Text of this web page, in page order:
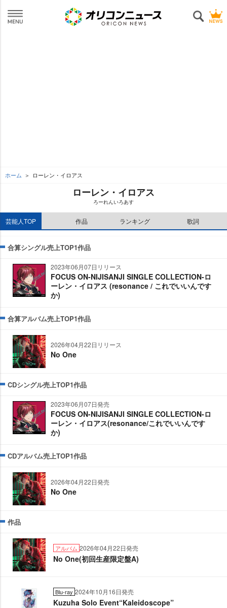
ホーム ローレン・イロアス
ローレン・イロアス
ろーれんいろあす
芸能人TOP 作品 ランキング 歌詞
合算シングル売上TOP1作品
2023年06月07日リリース
FOCUS ON-NIJISANJI SINGLE COLLECTION-ロ
ーレン・イロアス (resonance / これでいいんです
か)
合算アルバム売上TOP1作品
2026年04月22日リリース
No One
CDシングル売上TOP1作品
2023年06月07日発売
FOCUS ON-NIJISANJI SINGLE COLLECTION-ロ
ーレン・イロアス(resonance/これでいいんです
か)
CDアルバム売上TOP1作品
2026年04月22日発売
No One
作品
アルバム 2026年04月22日発売
No One(初回生産限定盤A)
Blu-ray 2024年10月16日発売
Kuzuha Solo Event“Kaleidoscope”